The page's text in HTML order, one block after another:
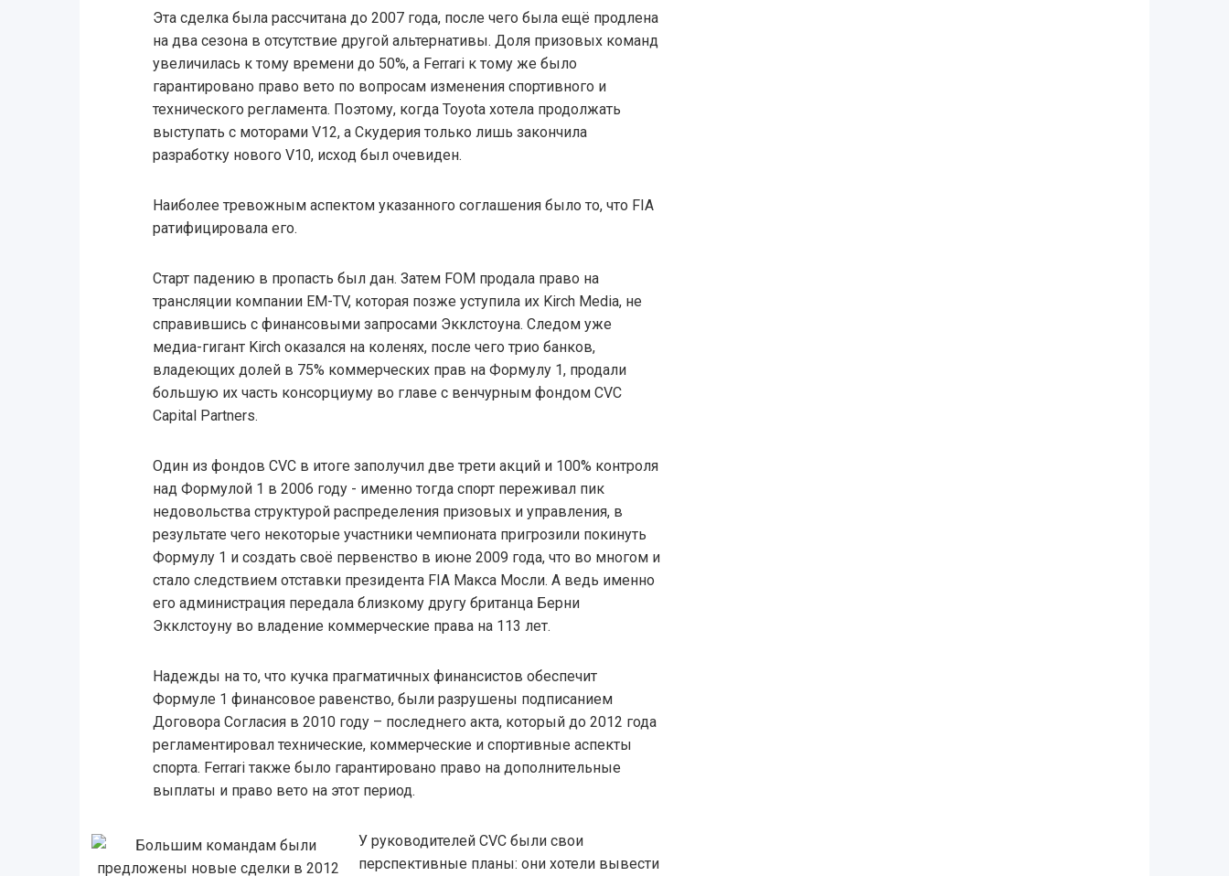
Эта сделка была рассчитана до 2007 года, после чего была ещё продлена
на два сезона в отсутствие другой альтернативы. Доля призовых команд
увеличилась к тому времени до 50%, а Ferrari к тому же было
гарантировано право вето по вопросам изменения спортивного и
технического регламента. Поэтому, когда Toyota хотела продолжать
выступать с моторами V12, а Скудерия только лишь закончила
разработку нового V10, исход был очевиден.
Наиболее тревожным аспектом указанного соглашения было то, что FIA
ратифицировала его.
Старт падению в пропасть был дан. Затем FOM продала право на
трансляции компании EM-TV, которая позже уступила их Kirch Media, не
справившись с финансовыми запросами Экклстоуна. Следом уже
медиа-гигант Kirch оказался на коленях, после чего трио банков,
владеющих долей в 75% коммерческих прав на Формулу 1, продали
большую их часть консорциуму во главе с венчурным фондом CVC
Capital Partners.
Один из фондов CVC в итоге заполучил две трети акций и 100% контроля
над Формулой 1 в 2006 году - именно тогда спорт переживал пик
недовольства структурой распределения призовых и управления, в
результате чего некоторые участники чемпионата пригрозили покинуть
Формулу 1 и создать своё первенство в июне 2009 года, что во многом и
стало следствием отставки президента FIA Макса Мосли. А ведь именно
его администрация передала близкому другу британца Берни
Экклстоуну во владение коммерческие права на 113 лет.
Надежды на то, что кучка прагматичных финансистов обеспечит
Формуле 1 финансовое равенство, были разрушены подписанием
Договора Согласия в 2010 году – последнего акта, который до 2012 года
регламентировал технические, коммерческие и спортивные аспекты
спорта. Ferrari также было гарантировано право на дополнительные
выплаты и право вето на этот период.
У руководителей CVC были свои
перспективные планы: они хотели вывести